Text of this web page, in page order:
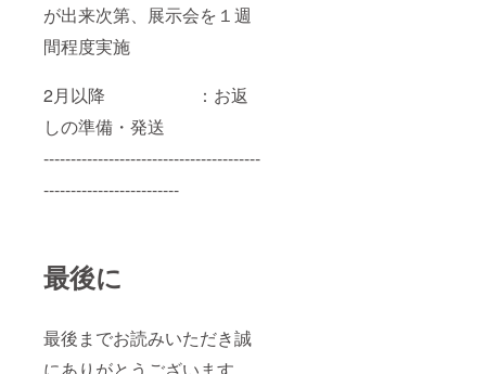
が出来次第、展示会を１週
間程度実施
2月以降 ：お返
しの準備・発送
----------------------------------------
-------------------------
最後に
最後までお読みいただき誠